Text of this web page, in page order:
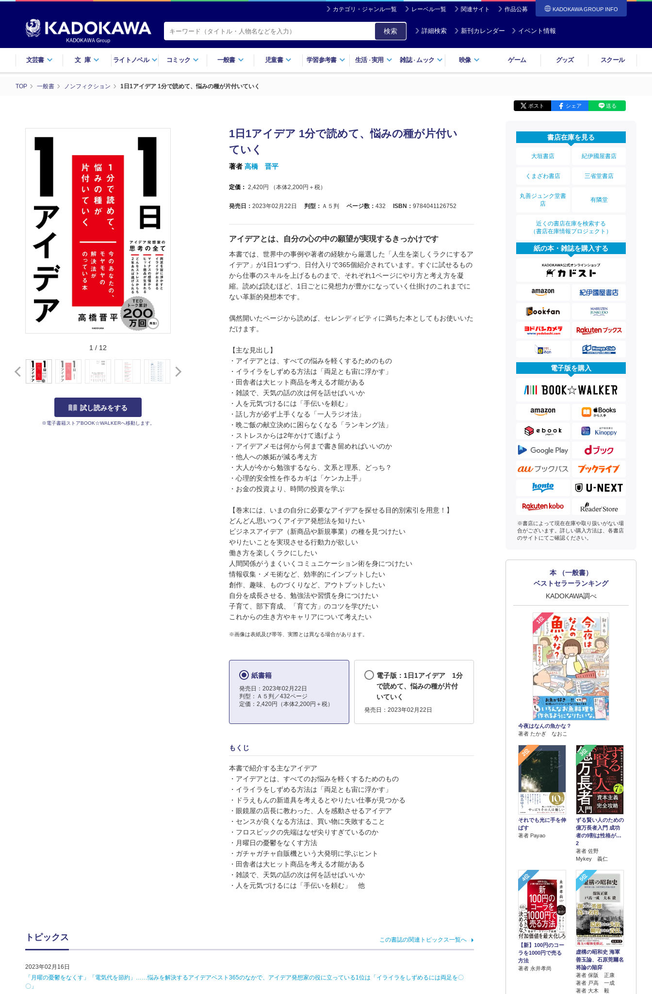
カテゴリ・ジャンル一覧 レーベル一覧 関連サイト 作品公募 KADOKAWA GROUP INFO
検索 詳細検索 新刊カレンダー イベント情報
文芸書 文庫 ライトノベル コミック 一般書 児童書 学習参考書 生活・実用 雑誌・ ムック 映像 ゲーム グッズ スクール
TOP 一般書 ノンフィクション 1日1アイデア 1分で読めて、悩みの種が片付いていく
ポスト シェア 送る
1 / 12
試し読みをする
※電子書籍ストアBOOK☆WALKERへ移動します。
1日1アイデア 1分で読めて、悩みの種が片付い
ていく
著者 高橋 晋平
定価： 2,420円 （本体2,200円＋税）
発売日： 2023年02月22日 判型： Ａ５判 ページ数： 432 ISBN： 9784041126752
アイデアとは、自分の心の中の願望が実現するきっかけです
本書では、世界中の事例や著者の経験から厳選した「人生を楽しくラクにするア
イデア」が1日1つずつ、日付入りで365個紹介されています。すぐに試せるもの
から仕事のスキルを上げるものまで、それぞれ1ページにやり方と考え方を凝
縮。読めば読むほど、1日ごとに発想力が豊かになっていく仕掛けのこれまでに
ない革新的発想本です。
偶然開いたページから読めば、セレンディピティに満ちた本としてもお使いいた
だけます。
【主な見出し】
・アイデアとは、すべての悩みを軽くするためのもの
・イライラをしずめる方法は「両足とも宙に浮かす」
・田舎者は大ヒット商品を考える才能がある
・雑談で、天気の話の次は何を話せばいいか
・人を元気づけるには「手伝いを頼む」
・話し方が必ず上手くなる「一人ラジオ法」
・晩ご飯の献立決めに困らなくなる「ランキング法」
・ストレスからは2年かけて逃げよう
・アイデアメモは何から何まで書き留めればいいのか
・他人への嫉妬が減る考え方
・大人が今から勉強するなら、文系と理系、どっち？
・心理的安全性を作るカギは「ケンカ上手」
・お金の投資より、時間の投資を学ぶ
【巻末には、いまの自分に必要なアイデアを探せる目的別索引を用意！】
どんどん思いつくアイデア発想法を知りたい
ビジネスアイデア（新商品や新規事業）の種を見つけたい
やりたいことを実現させる行動力が欲しい
働き方を楽しくラクにしたい
人間関係がうまくいくコミュニケーション術を身につけたい
情報収集・メモ術など、効率的にインプットしたい
創作、趣味、ものづくりなど、アウトプットしたい
自分を成長させる、勉強法や習慣を身につけたい
子育て、部下育成、「育て方」のコツを学びたい
これからの生き方やキャリアについて考えたい
※画像は表紙及び帯等、実際とは異なる場合があります。
紙書籍
発売日：2023年02月22日
判型：Ａ５判／432ページ
定価：2,420円（本体2,200円＋税）
電子版：1日1アイデア 1分
で読めて、悩みの種が片付
いていく
発売日：2023年02月22日
もくじ
本書で紹介する主なアイデア
・アイデアとは、すべてのお悩みを軽くするためのもの
・イライラをしずめる方法は「両足とも宙に浮かす」
・ドラえもんの新道具を考えるとやりたい仕事が見つかる
・眼鏡屋の店長に教わった、人を感動させるアイデア
・センスが良くなる方法は、買い物に失敗すること
・フロスピックの先端はなぜ尖りすぎているのか
・月曜日の憂鬱をなくす方法
・ガチャガチャ自販機という大発明に学ぶヒント
・田舎者は大ヒット商品を考える才能がある
・雑談で、天気の話の次は何を話せばいいか
・人を元気づけるには「手伝いを頼む」 他
トピックス この書誌の関連トピックス一覧へ
2023年02月16日
「月曜の憂鬱をなくす」「電気代を節約」……悩みを解決するアイデアベスト365のなかで、アイデア発想家の役に立っている1位は「イライラをしずめるには両足を〇
〇」
書店在庫を見る
大垣書店 紀伊國屋書店
くまざわ書店 三省堂書店
丸善ジュンク堂書
店
有隣堂
近くの書店在庫を検索する
（書店在庫情報プロジェクト）
紙の本・雑誌を購入する
電子版を購入
※書店によって現在在庫や取り扱いがない場
合がございます。詳しい購入方法は、各書店
のサイトにてご確認ください。
本 （一般書）
ベストセラーランキング
KADOKAWA調べ
1位
今夜はなんの魚かな？
著者 たかぎ なおこ
2位
それでも光に手を伸
ばす
著者 Payao
3位
ずる賢い人のための
億万長者入門 成功
者の9割は性格が…
2
著者 佐野
Mykey 義仁
4位
【新】100円のコー
ラを1000円で売る
方法
著者 永井孝尚
5位
虚構の昭和史 海軍
善玉論、石原莞爾名
将論の陥穽
著者 保阪 正康
著者 戸高 一成
著者 大木 毅